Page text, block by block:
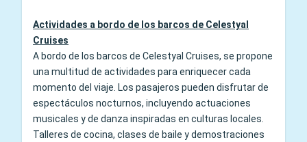
Actividades a bordo de los barcos de Celestyal
Cruises
A bordo de los barcos de Celestyal Cruises, se propone
una multitud de actividades para enriquecer cada
momento del viaje. Los pasajeros pueden disfrutar de
espectáculos nocturnos, incluyendo actuaciones
musicales y de danza inspiradas en culturas locales.
Talleres de cocina, clases de baile y demostraciones